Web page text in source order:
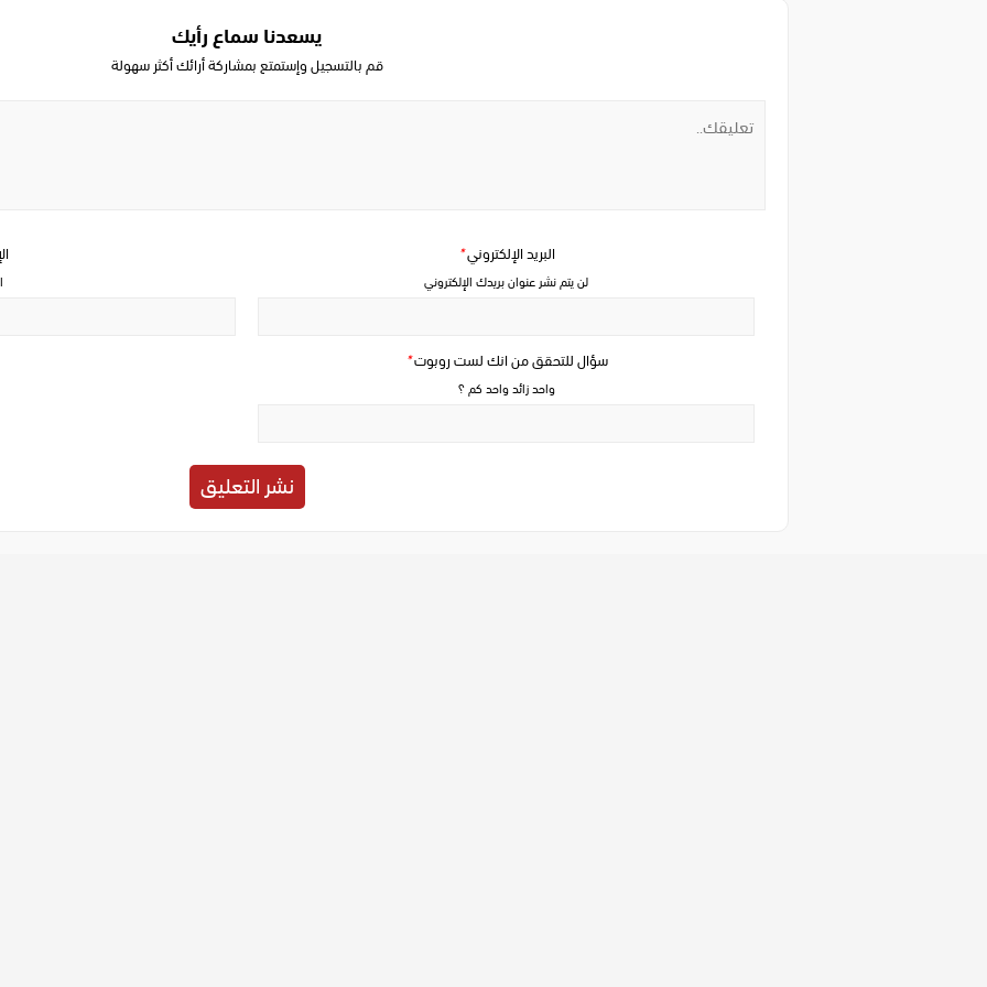
يسعدنا سماع رأيك
قم بالتسجيل وإستمتع بمشاركة أرائك أكثر سهولة
سؤال للتحقق من انك لست روبوت*
واحد زائد واحد كم ؟
البريد الإلكتروني*
لن يتم نشر عنوان بريدك الإلكتروني